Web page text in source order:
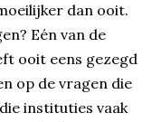
dan ooit.
Eén van de
ooit eens gezegd
op de vragen die
instituties vaak